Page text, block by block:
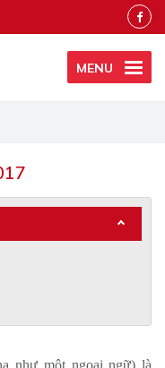
MENU
như một ngoại ngữ) là